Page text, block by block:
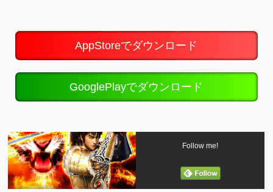
AppStoreでダウンロード
GooglePlayでダウンロード
Follow me!